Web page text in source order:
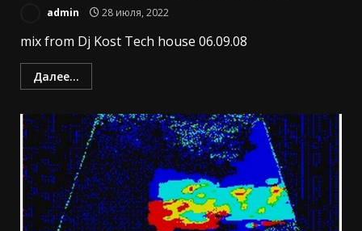
admin 28 июля, 2022
mix from Dj Kost Tech house 06.09.08
Далее...